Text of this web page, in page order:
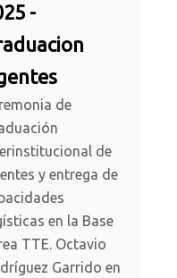
-
de
de
y entrega de
en la Base
TTE. Octavio
Garrido en